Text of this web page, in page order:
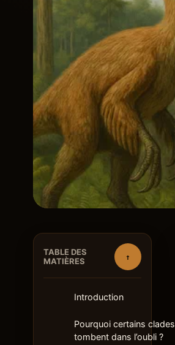
TABLE DES
MATIÈRES
↑
Introduction
Pourquoi certains clades
tombent dans l’oubli ?